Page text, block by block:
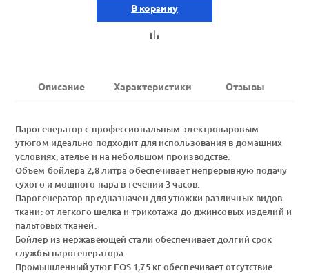
В корзину
Описание Характеристики Отзывы
Парогенератор с профессиональным электропаровым
утюгом идеально подходит для использования в домашних
условиях, ателье и на небольшом производстве.
Объем бойлера 2,8 литра обеспечивает непрерывную подачу
сухого и мощного пара в течении 3 часов.
Парогенератор предназначен для утюжки различных видов
ткани: от легкого шелка и трикотажа до джинсовых изделий и
пальтовых тканей.
Бойлер из нержавеющей стали обеспечивает долгий срок
службы парогенератора.
Промышленный утюг EOS 1,75 кг обеспечивает отсутствие